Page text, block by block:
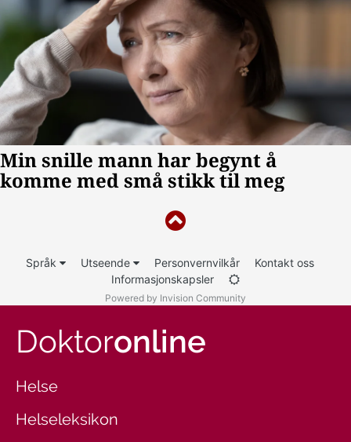
Språk Utseende Personvernvilkår
Kontakt oss
Informasjonskapsler
Powered by Invision Community
Doktoronline
Helse
Helseleksikon